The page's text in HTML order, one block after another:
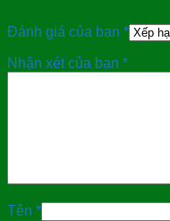
Đánh giá của bạn *
Nhận xét của bạn *
Tên *